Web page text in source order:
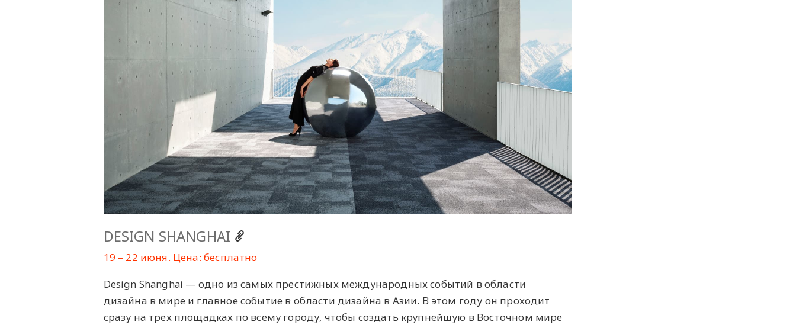
DESIGN SHANGHAI
19 – 22 июня. Цена: бесплатно
Design Shanghai — одно из самых престижных международных событий в области
дизайна в мире и главное событие в области дизайна в Азии. В этом году он проходит
сразу на трех площадках по всему городу, чтобы создать крупнейшую в Восточном мире